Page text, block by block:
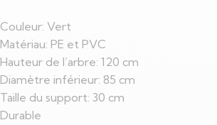
Couleur: Vert
Matériau: PE et PVC
Hauteur de l’arbre: 120 cm
Diamètre inférieur: 85 cm
Taille du support: 30 cm
Durable